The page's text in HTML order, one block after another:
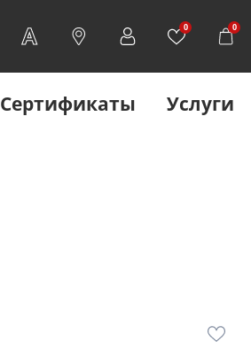
0 0
Сертификаты Услуги